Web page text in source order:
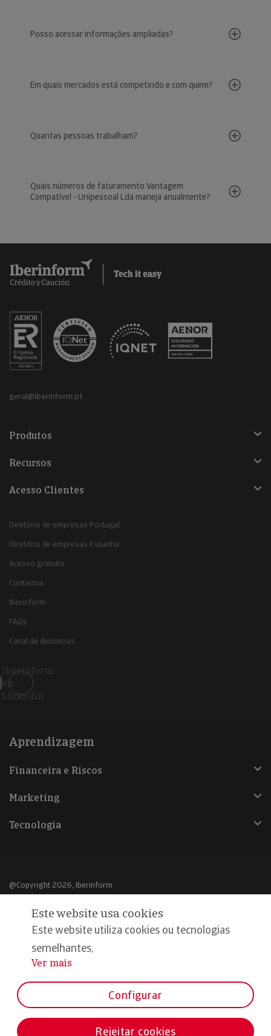
Posso acessar informações ampliadas?
Em quais mercados está competindo e com quem?
Quantas pessoas trabalham?
Quais números de faturamento Vantagem
Compatível - Unipessoal Lda maneja anualmente?
geral@iberinform.pt
Produtos
Recursos
Acesso Clientes
Diretório de empresas Portugal
Diretório de empresas Espanha
Acesso gratuito
Contactos
Iberinform
FAQs
Canal de denúncias
Iberinform
en
Linkedin
Aprendizagem
Financeira e Riscos
Marketing
Tecnologia
@Copyright 2026, Iberinform
Aviso legal
Política de cookies
Declaração de privacidade
Este website usa cookies
Este website utiliza cookies ou tecnologias
semelhantes,
...
Ver mais
Configurar
Rejeitar cookies